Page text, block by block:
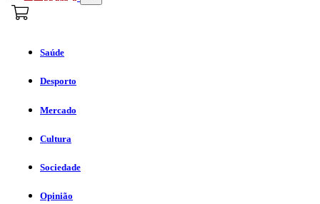
Saúde
Desporto
Mercado
Cultura
Sociedade
Opinião